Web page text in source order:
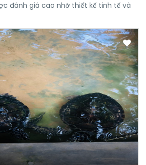
đánh giá cao nhờ thiết kế tinh tế và